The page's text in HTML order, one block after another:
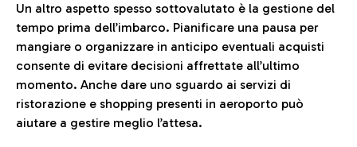
Un altro aspetto spesso sottovalutato è la gestione del
tempo prima dell’imbarco. Pianificare una pausa per
mangiare o organizzare in anticipo eventuali acquisti
consente di evitare decisioni affrettate all’ultimo
momento. Anche dare uno sguardo ai servizi di
ristorazione e shopping presenti in aeroporto può
aiutare a gestire meglio l’attesa.